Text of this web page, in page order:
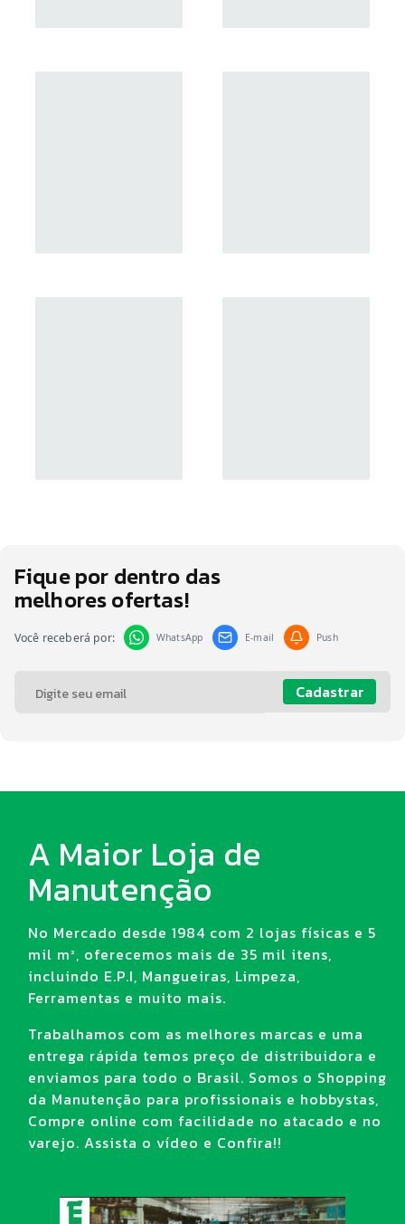
Fique por dentro das
melhores ofertas!
Você receberá por: WhatsApp E-mail Push
Cadastrar
A Maior Loja de
Manutenção
No Mercado desde 1984 com 2 lojas físicas e 5
mil m², oferecemos mais de 35 mil itens,
incluindo E.P.I, Mangueiras, Limpeza,
Ferramentas e muito mais.
Trabalhamos com as melhores marcas e uma
entrega rápida temos preço de distribuidora e
enviamos para todo o Brasil. Somos o Shopping
da Manutenção para profissionais e hobbystas,
Compre online com facilidade no atacado e no
varejo. Assista o vídeo e Confira!!